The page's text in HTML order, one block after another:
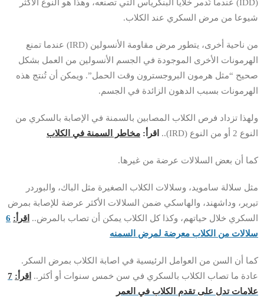
(IDD) عندما تُدمر خلايا البنكرياس التي تصنعه، وهذا هو النوع الأكثر
شيوعا من مرض السكري عند الكلاب.
من ناحية أخرى، يتطور مرض مقاومة الأنسولين (IRD) عندما تمنع
الهرمونات الأخرى الموجودة في الجسم الأنسولين من العمل بشكل
صحيح “مثل هرمون البروجسترون وقت الحمل”. ويمكن أن تُنتج هذه
الهرمونات بسبب الدهون الزائدة في الجسم.
ولهذا تزداد فرص الكلاب المصابين بالسمنة في الإصابة بالسكري من
النوع 2 أو من النوع (IRD)..
اقرأ: مخاطر السمنة في الكلاب
كما أن بعض السلالات عرضة من غيرها.
مثل سلالة سامويد، وسلالات الكلاب الصغيرة مثل الباك، والبوردر
تيرير، وداشهند، والهاسكي ضمن السلالات الأكثر عرضة للإصابة بمرض
السكري خلال حياتهم، وكذا كل الكلاب يمكن أن تصاب بالمرض.. اقرأ: 6
سلالات من الكلاب معرضة لمرض السمنه
كما أن السن من العوامل الرئيسية في اصابة الكلاب بمرض السكر.
عادة ما تصاب الكلاب بالسكري في سن خمس سنوات أو أكثر.. اقرأ: 7
علامات تدل على تقدم الكلاب في العمر